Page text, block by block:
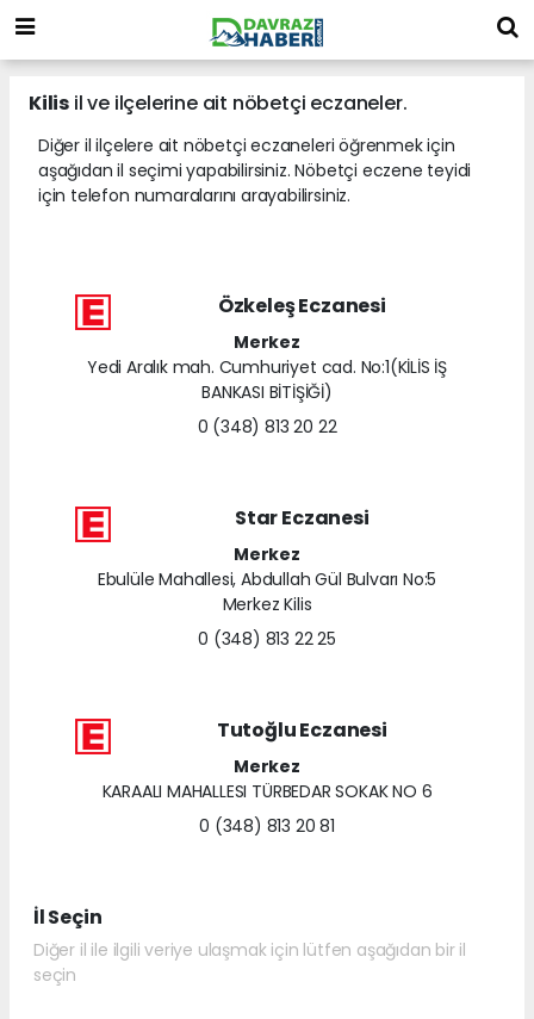
Kilis il ve ilçelerine ait nöbetçi eczaneler.
Diğer il ilçelere ait nöbetçi eczaneleri öğrenmek için
aşağıdan il seçimi yapabilirsiniz. Nöbetçi eczene teyidi
için telefon numaralarını arayabilirsiniz.
Özkeleş Eczanesi
Merkez
Yedi Aralık mah. Cumhuriyet cad. No:1(KİLİS İŞ
BANKASI BİTİŞİĞİ)
0 (348) 813 20 22
Star Eczanesi
Merkez
Ebulüle Mahallesi, Abdullah Gül Bulvarı No:5
Merkez Kilis
0 (348) 813 22 25
Tutoğlu Eczanesi
Merkez
KARAALI MAHALLESI TÜRBEDAR SOKAK NO 6
0 (348) 813 20 81
İl Seçin
Diğer il ile ilgili veriye ulaşmak için lütfen aşağıdan bir il
seçin